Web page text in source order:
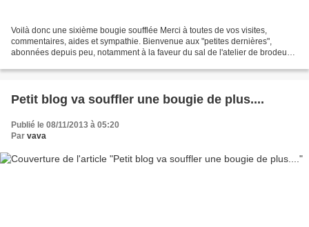
Voilà donc une sixième bougie soufflée Merci à toutes de vos visites,
commentaires, aides et sympathie. Bienvenue aux "petites dernières",
abonnées depuis peu, notamment à la faveur du sal de l'atelier de brodeuse
Petit blog va souffler une bougie de plus....
Publié le 08/11/2013 à 05:20
Par vava